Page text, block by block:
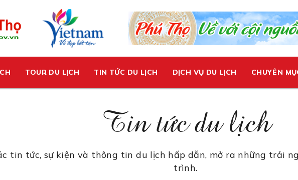
TOUR DU LỊCH TIN TỨC DU LỊCH DỊCH VỤ DU LỊCH CHUYÊN
Tin tức du lịch
tin tức, sự kiện và thông tin du lịch hấp dẫn, mở ra những trải
trình.